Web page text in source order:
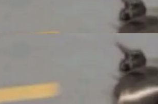
一组后台 agent。这些后
接入Mooncake TENT。
传输引擎接入Mooncake T
性能提升30%、非零拷贝
信服“面向企业研发场景的
应用”凭借卓越的技术